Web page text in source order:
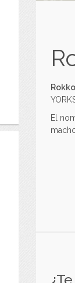
Rokko
El